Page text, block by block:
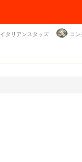
イタリアンスタッズ コン